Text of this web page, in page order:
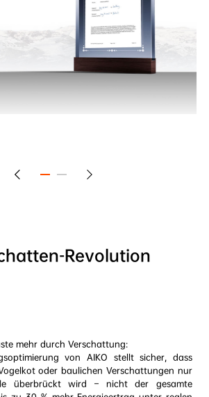
Revolution
mehr durch Verschattung:
von AIKO stellt sicher, dass
oder baulichen Verschattungen nur
überbrückt wird – nicht der gesamte